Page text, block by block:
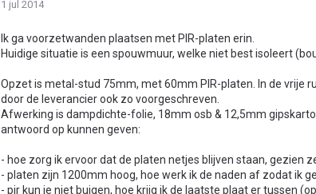
1 jul 2014
Ik ga voorzetwanden plaatsen met PIR-platen erin.
Huidige situatie is een spouwmuur, welke niet best isoleert
Opzet is metal-stud 75mm, met 60mm PIR-platen. In de vrije
door de leverancier ook zo voorgeschreven.
Afwerking is dampdichte-folie, 18mm osb & 12,5mm
antwoord op kunnen geven:
- hoe zorg ik ervoor dat de platen netjes blijven staan, gezien
- platen zijn 1200mm hoog, hoe werk ik de naden af zodat ik
- pir kun je niet buigen, hoe krijg ik de laatste plaat er tussen